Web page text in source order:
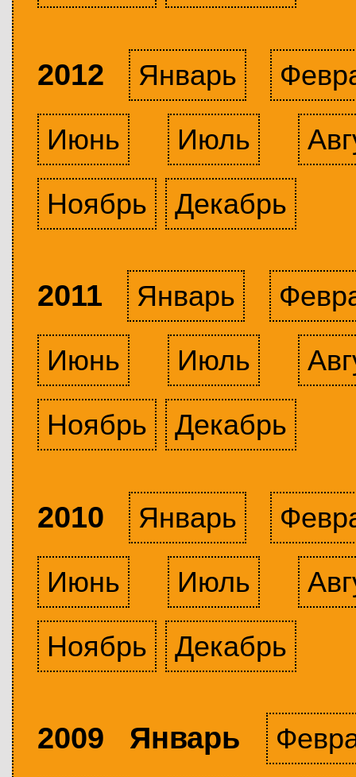
2012 Январь
Июнь
Июль
Ноябрь
Декабрь
2011 Январь
Июнь
Июль
Ноябрь
Декабрь
2010 Январь
Июнь
Июль
Ноябрь
Декабрь
2009 Январь